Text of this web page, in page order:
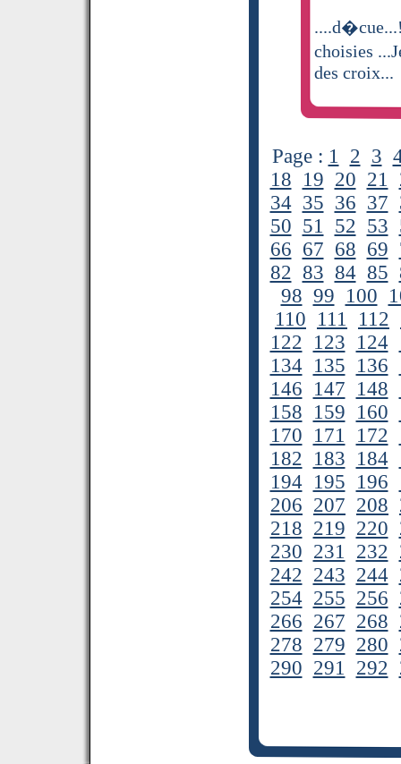
choisies
des croix...
Page : 1 2 3
18 19 20 21
34 35 36 37
50 51 52 53
66 67 68 69
82 83 84 85
98 99 100
110 111 112
122 123 124
134 135 136
146 147 148
158 159 160
170 171 172
182 183 184
194 195 196
206 207 208
218 219 220
230 231 232
242 243 244
254 255 256
266 267 268
278 279 280
290 291 292